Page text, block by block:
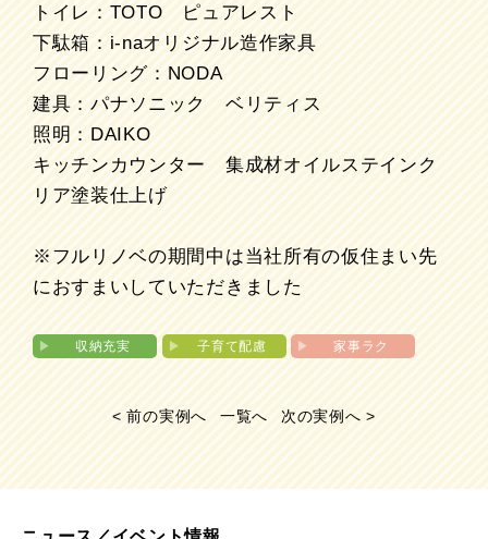
トイレ：TOTO ピュアレスト
下駄箱：i-naオリジナル造作家具
フローリング：NODA
建具：パナソニック ベリティス
照明：DAIKO
キッチンカウンター 集成材オイルステインク
リア塗装仕上げ
※フルリノベの期間中は当社所有の仮住まい先
におすまいしていただきました
▶︎ 収納充実 ▶︎ 子育て配慮 ▶︎ 家事ラク
< 前の実例へ 一覧へ 次の実例へ >